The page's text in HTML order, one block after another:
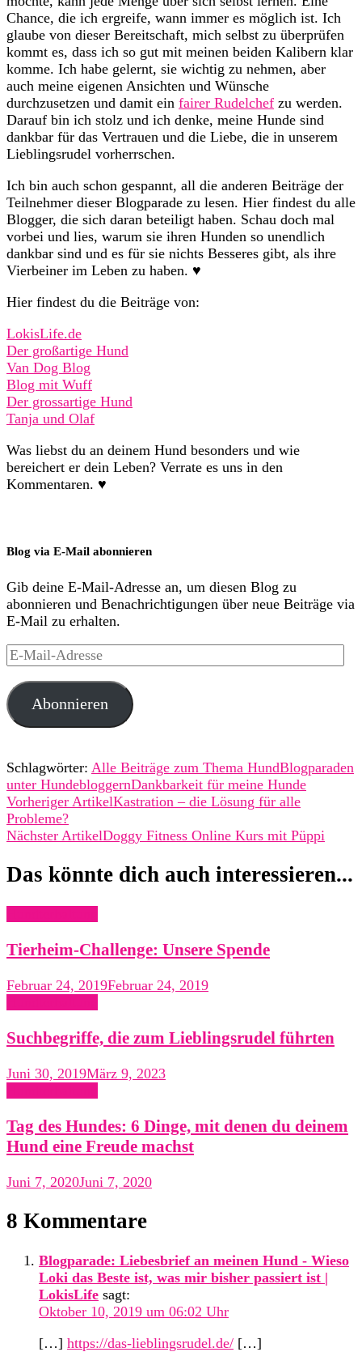
Chance, die ich ergreife, wann immer es möglich ist. Ich
glaube von dieser Bereitschaft, mich selbst zu überprüfen
kommt es, dass ich so gut mit meinen beiden Kalibern klar
komme. Ich habe gelernt, sie wichtig zu nehmen, aber
auch meine eigenen Ansichten und Wünsche
durchzusetzen und damit ein fairer Rudelchef zu werden.
Darauf bin ich stolz und ich denke, meine Hunde sind
dankbar für das Vertrauen und die Liebe, die in unserem
Lieblingsrudel vorherrschen.
Ich bin auch schon gespannt, all die anderen Beiträge der
Teilnehmer dieser Blogparade zu lesen. Hier findest du alle
Blogger, die sich daran beteiligt haben. Schau doch mal
vorbei und lies, warum sie ihren Hunden so unendlich
dankbar sind und es für sie nichts Besseres gibt, als ihre
Vierbeiner im Leben zu haben. ♥
Hier findest du die Beiträge von:
LokisLife.de
Der großartige Hund
Van Dog Blog
Blog mit Wuff
Der grossartige Hund
Tanja und Olaf
Was liebst du an deinem Hund besonders und wie
bereichert er dein Leben? Verrate es uns in den
Kommentaren. ♥
Blog via E-Mail abonnieren
Gib deine E-Mail-Adresse an, um diesen Blog zu
abonnieren und Benachrichtigungen über neue Beiträge via
E-Mail zu erhalten.
E-
Mail-
Adresse
Abonnieren
Schlagwörter: Alle Beiträge zum Thema HundBlogparaden
unter HundebloggernDankbarkeit für meine Hunde
Beitragsnavigation
Vorheriger ArtikelKastration – die Lösung für alle
Probleme?
Nächster ArtikelDoggy Fitness Online Kurs mit Püppi
Das könnte dich auch interessieren...
Tierheim-Challenge: Unsere Spende
Februar 24, 2019Februar 24, 2019
Suchbegriffe, die zum Lieblingsrudel führten
Juni 30, 2019März 9, 2023
Tag des Hundes: 6 Dinge, mit denen du deinem
Hund eine Freude machst
Juni 7, 2020Juni 7, 2020
8 Kommentare
Blogparade: Liebesbrief an meinen Hund - Wieso
Loki das Beste ist, was mir bisher passiert ist |
LokisLife sagt:
Oktober 10, 2019 um 06:02 Uhr
[…] https://das-lieblingsrudel.de/ […]